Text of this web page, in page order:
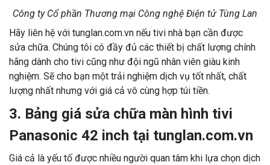
Công ty Cổ phần Thương mại Công nghệ Điện tử Tùng Lan
Hãy liên hệ với tunglan.com.vn nếu tivi nhà bạn cần được
sửa chữa. Chúng tôi có đầy đủ các thiết bị chất lượng chính
hãng dành cho tivi cũng như đội ngũ nhân viên giàu kinh
nghiệm. Sẽ cho bạn một trải nghiệm dịch vụ tốt nhất, chất
lượng nhất nhưng với giá cả vô cùng hợp túi tiền.
3. Bảng giá sửa chữa màn hình tivi
Panasonic 42 inch tại tunglan.com.vn
Giá cả là yếu tố được nhiều người quan tâm khi lựa chọn dịch